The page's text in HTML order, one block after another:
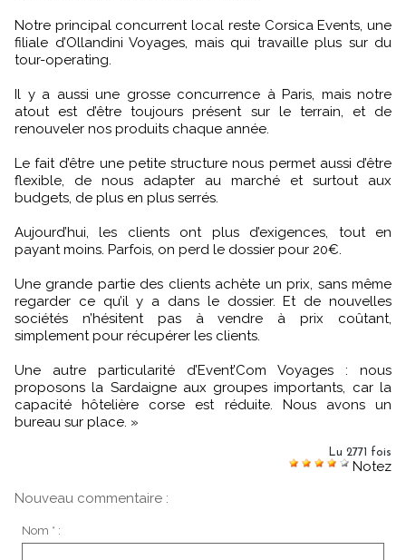
Notre principal concurrent local reste Corsica Events, une
filiale d’Ollandini Voyages, mais qui travaille plus sur du
tour-operating.
Il y a aussi une grosse concurrence à Paris, mais notre
atout est d’être toujours présent sur le terrain, et de
renouveler nos produits chaque année.
Le fait d’être une petite structure nous permet aussi d’être
flexible, de nous adapter au marché et surtout aux
budgets, de plus en plus serrés.
Aujourd’hui, les clients ont plus d’exigences, tout en
payant moins. Parfois, on perd le dossier pour 20€.
Une grande partie des clients achète un prix, sans même
regarder ce qu’il y a dans le dossier. Et de nouvelles
sociétés n’hésitent pas à vendre à prix coûtant,
simplement pour récupérer les clients.
Une autre particularité d’Event’Com Voyages : nous
proposons la Sardaigne aux groupes importants, car la
capacité hôtelière corse est réduite. Nous avons un
bureau sur place. »
Lu 2771 fois
Notez
Nouveau commentaire :
Nom * :